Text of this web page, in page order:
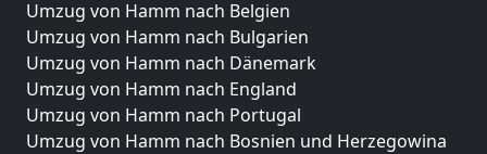
Umzug von Hamm nach Belgien
Umzug von Hamm nach Bulgarien
Umzug von Hamm nach Dänemark
Umzug von Hamm nach England
Umzug von Hamm nach Portugal
Umzug von Hamm nach Bosnien und Herzegowina